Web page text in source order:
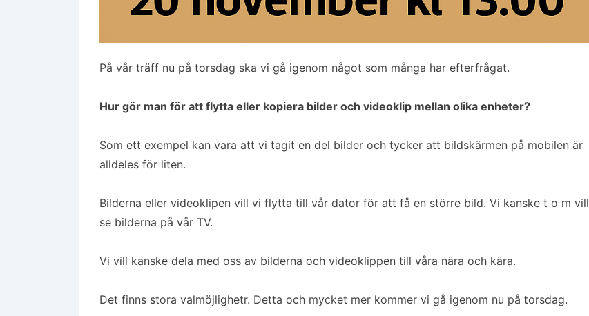
På vår träff nu på torsdag ska vi gå igenom något som många har efterfrågat.
Hur gör man för att flytta eller kopiera bilder och videoklip mellan olika enheter?
Som ett exempel kan vara att vi tagit en del bilder och tycker att bildskärmen på mobilen är
alldeles för liten.
Bilderna eller videoklipen vill vi flytta till vår dator för att få en större bild. Vi kanske t o m vill
se bilderna på vår TV.
Vi vill kanske dela med oss av bilderna och videoklippen till våra nära och kära.
Det finns stora valmöjlighetr. Detta och mycket mer kommer vi gå igenom nu på torsdag.